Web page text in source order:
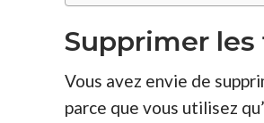
Supprimer
Vous avez envie de
parce que vous utilisez